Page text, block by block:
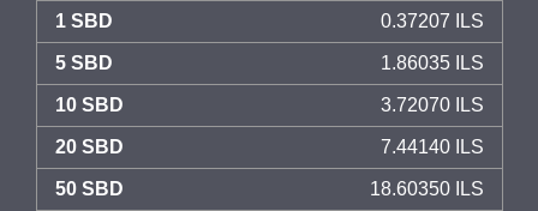
1 SBD 0.37207 ILS
5 SBD 1.86035 ILS
10 SBD 3.72070 ILS
20 SBD 7.44140 ILS
50 SBD 18.60350 ILS